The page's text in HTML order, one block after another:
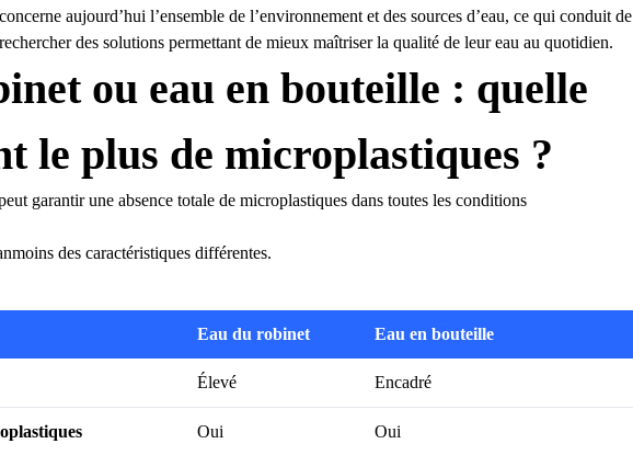
aujourd’hui l’ensemble de l’environnement et des sources d’eau, ce qui conduit de
des solutions permettant de mieux maîtriser la qualité de leur eau au quotidien.
ou eau en bouteille : quelle
le plus de microplastiques ?
garantir une absence totale de microplastiques dans toutes les conditions
des caractéristiques différentes.
Eau du robinet Eau en bouteille
Élevé Encadré
Oui Oui